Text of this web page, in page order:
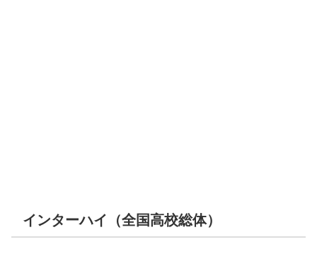
インターハイ（全国高校総体）